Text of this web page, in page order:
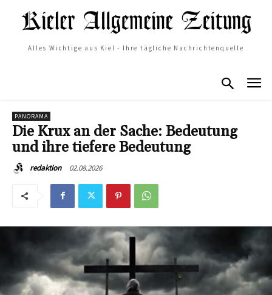
Alles Wichtige aus Kiel - Ihre tägliche Nachrichtenquelle
PANORAMA
Die Krux an der Sache: Bedeutung
und ihre tiefere Bedeutung
redaktion 02.08.2026